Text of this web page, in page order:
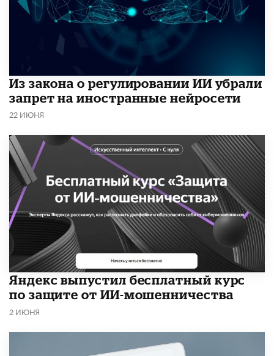
Из закона о регулировании ИИ убрали
запрет на иностранные нейросети
22 ИЮНЯ
​Яндекс выпустил бесплатный курс
по защите от ИИ-мошенничества
2 ИЮНЯ